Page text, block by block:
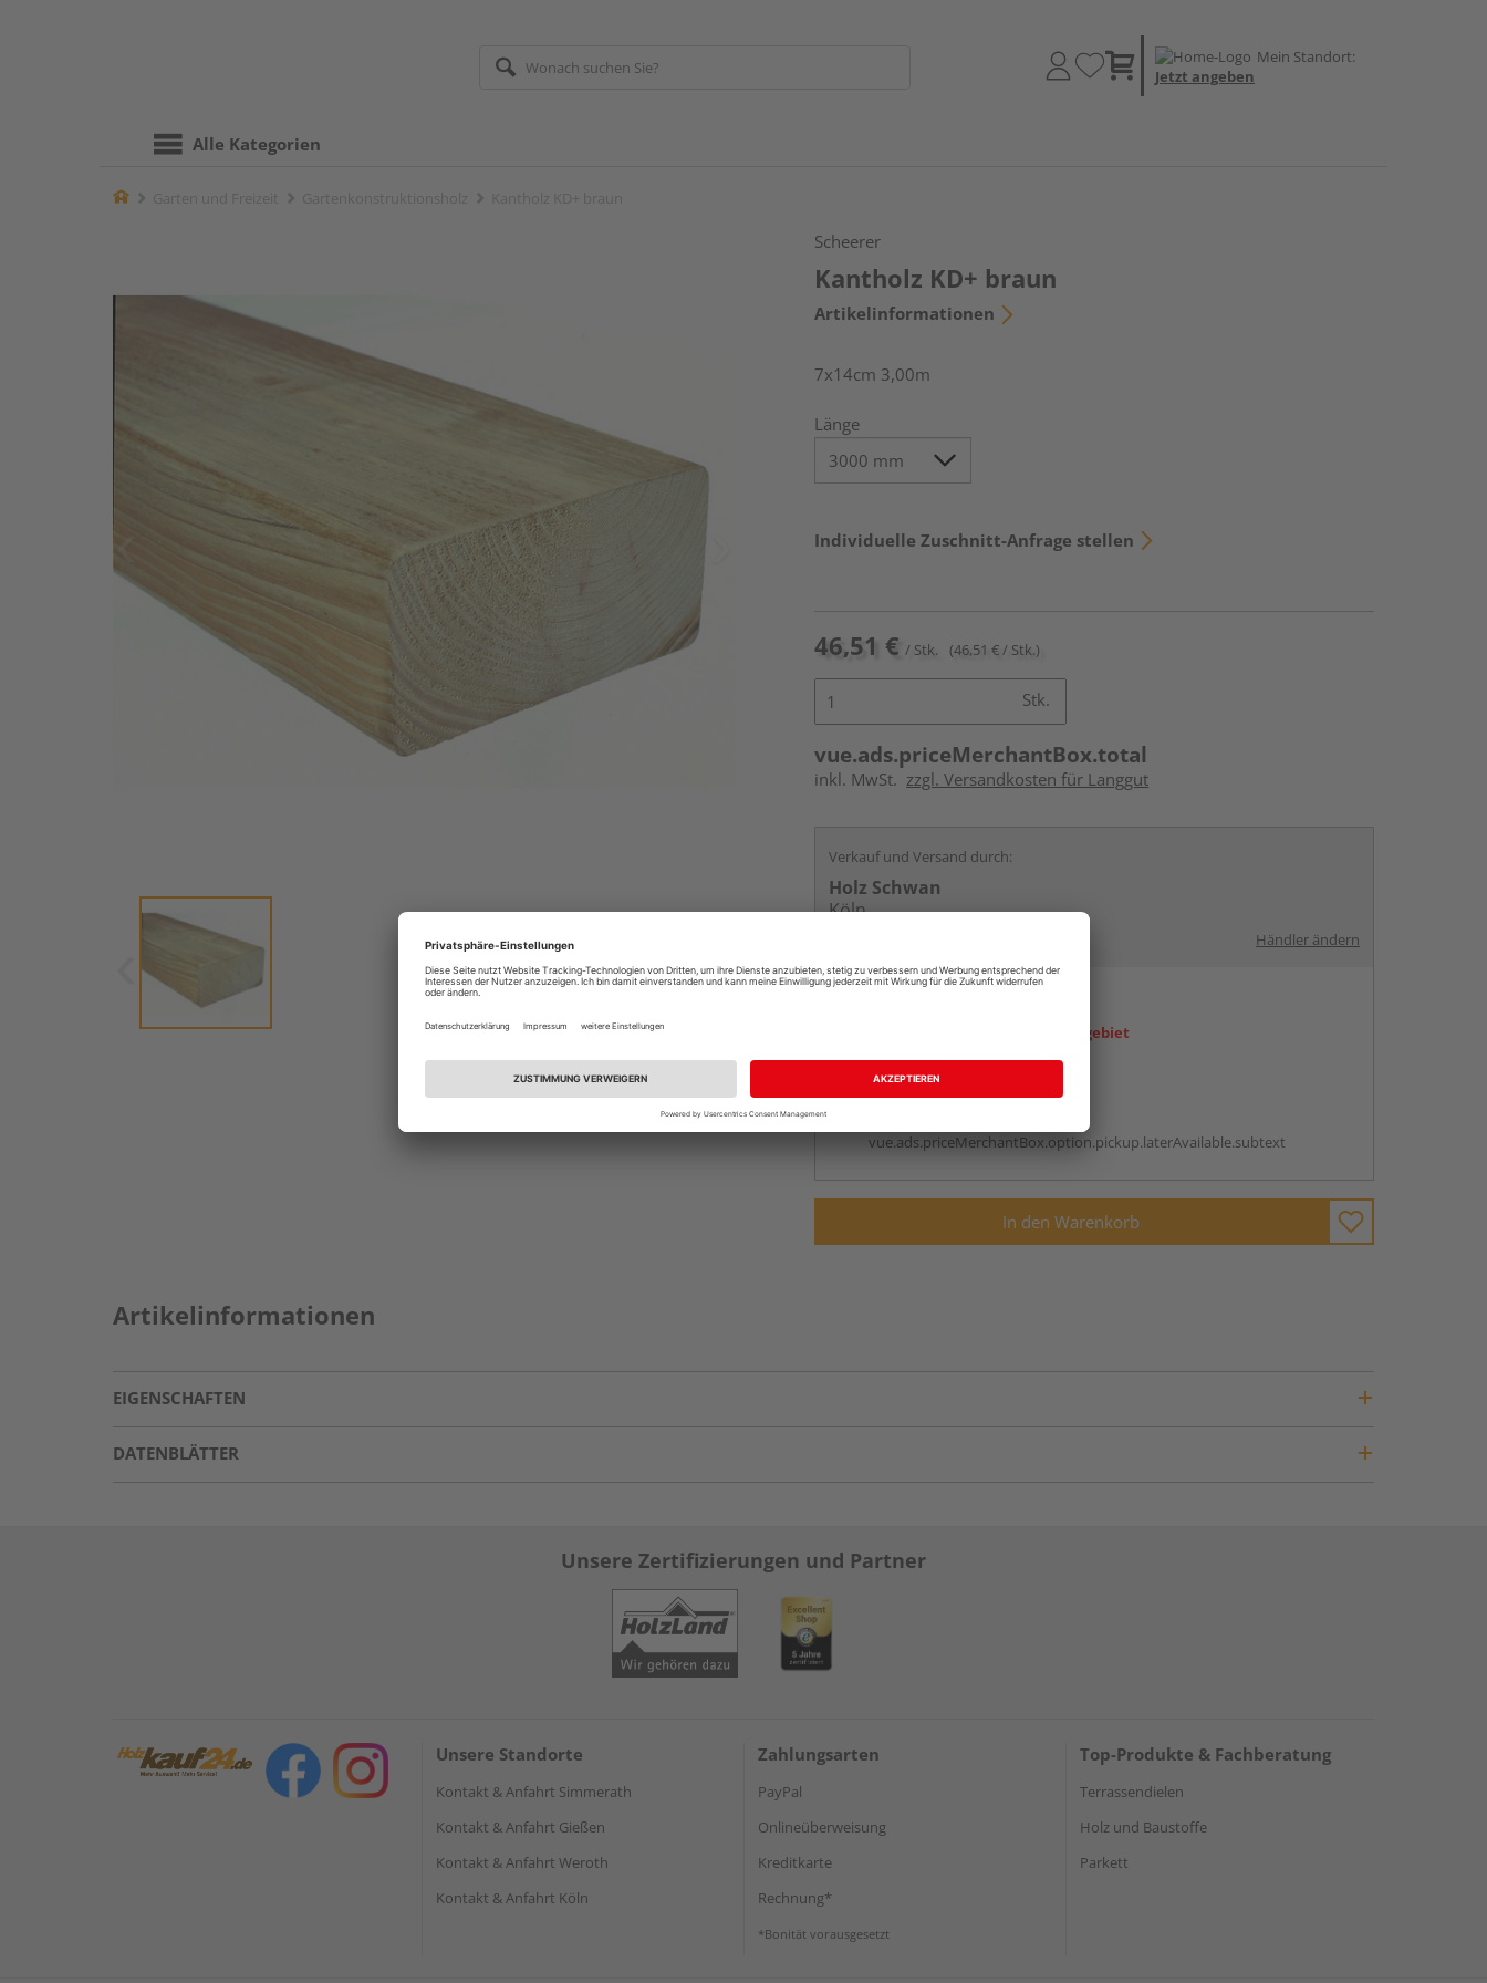
Mein Standort:
Jetzt angeben
Alle Kategorien
Home
Scheerer
Kantholz KD+ braun
Artikelinformationen
7x14cm 3,00m
Länge
Individuelle Zuschnitt-Anfrage stellen
46,51 € / Stk. (46,51 € / Stk.)
Stk.
vue.ads.priceMerchantBox.total
inkl. MwSt. zzgl. Versandkosten für Langgut
Verkauf und Versand durch:
Holz Schwan
Köln
Händler ändern
Ihr Standort ist nicht im Liefergebiet
vue.ads.priceMerchantBox.option.pickup.laterAvailable.subtext
In den Warenkorb
Artikelinformationen
EIGENSCHAFTEN
DATENBLÄTTER
Unsere Zertifizierungen und Partner
Unsere Standorte
Kontakt & Anfahrt Simmerath
Kontakt & Anfahrt Gießen
Kontakt & Anfahrt Weroth
Kontakt & Anfahrt Köln
Zahlungsarten
PayPal
Onlineüberweisung
Kreditkarte
Rechnung*
*Bonität vorausgesetzt
Top-Produkte & Fachberatung
Terrassendielen
Holz und Baustoffe
Parkett